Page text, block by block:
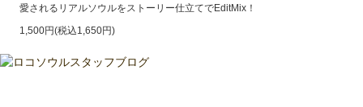
愛されるリアルソウルをストーリー仕立てでEditMix！
1,500円(税込1,650円)